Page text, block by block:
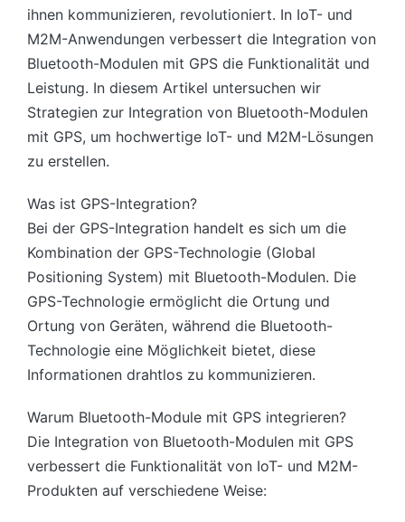
ihnen kommunizieren, revolutioniert. In IoT- und
M2M-Anwendungen verbessert die Integration von
Bluetooth-Modulen mit GPS die Funktionalität und
Leistung. In diesem Artikel untersuchen wir
Strategien zur Integration von Bluetooth-Modulen
mit GPS, um hochwertige IoT- und M2M-Lösungen
zu erstellen.
Was ist GPS-Integration?
Bei der GPS-Integration handelt es sich um die
Kombination der GPS-Technologie (Global
Positioning System) mit Bluetooth-Modulen. Die
GPS-Technologie ermöglicht die Ortung und
Ortung von Geräten, während die Bluetooth-
Technologie eine Möglichkeit bietet, diese
Informationen drahtlos zu kommunizieren.
Warum Bluetooth-Module mit GPS integrieren?
Die Integration von Bluetooth-Modulen mit GPS
verbessert die Funktionalität von IoT- und M2M-
Produkten auf verschiedene Weise: